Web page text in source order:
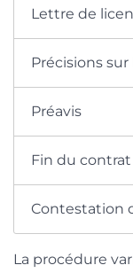
Lettre de
Précisions
Préavis
Fin du contrat
Contestation
La procédure